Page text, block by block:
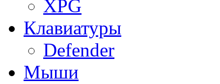
XPG
Клавиатуры
Defender
Мыши